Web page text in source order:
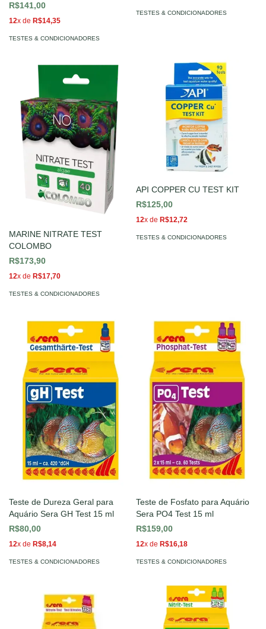
R$141,00
12x de R$14,35
TESTES & CONDICIONADORES
TESTES & CONDICIONADORES
MARINE NITRATE TEST
COLOMBO
R$173,90
12x de R$17,70
TESTES & CONDICIONADORES
API COPPER CU TEST KIT
R$125,00
12x de R$12,72
TESTES & CONDICIONADORES
Teste de Dureza Geral para
Aquário Sera GH Test 15 ml
R$80,00
12x de R$8,14
TESTES & CONDICIONADORES
Teste de Fosfato para Aquário
Sera PO4 Test 15 ml
R$159,00
12x de R$16,18
TESTES & CONDICIONADORES